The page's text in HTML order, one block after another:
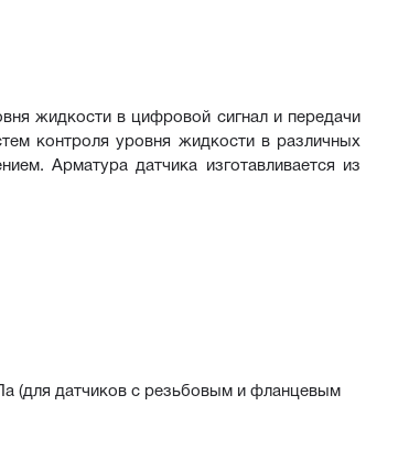
жидкости в цифровой сигнал и передачи
контроля уровня жидкости в различных
Арматура датчика изготавливается из
(для датчиков с резьбовым и фланцевым